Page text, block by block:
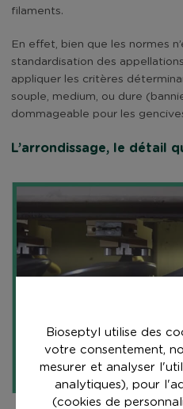
filaments.
En effet, bien que les normes
standardisation des
appliquer les critères
souple, medium, ou dure
dommageable pour les
L’arrondissage, le détail
Bioseptyl utilise des
votre consentement,
mesurer et analyser
analytiques), pour
(cookies de